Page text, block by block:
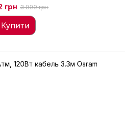
грн 3 099 грн
Купити